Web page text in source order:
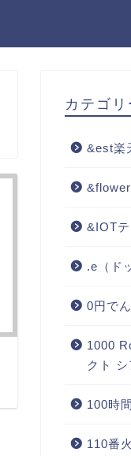
カテゴリ
&est楽
&IOT
.e（ド
0円で
1000
クト
100時
110番